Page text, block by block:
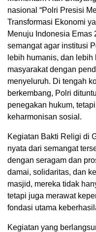
nasional “Polri Presisi
Transformasi Ekonomi
Menuju Indonesia Emas
semangat agar institusi
lebih humanis, dan
masyarakat dengan
menyeluruh. Di tengah
berkembang, Polri
penegakan hukum,
keharmonisan sosial.
Kegiatan Bakti Religi di
nyata dari semangat
dengan seragam dan
damai, solidaritas, dan
masjid, mereka tidak
tetapi juga merawat
fondasi utama
Kegiatan yang